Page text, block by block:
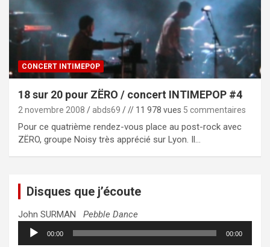
CONCERT INTIMEPOP
18 sur 20 pour ZËRO / concert INTIMEPOP #4
2 novembre 2008 abds69 // 11 978 vues 5 commentaires
Pour ce quatrième rendez-vous place au post-rock avec
ZËRO, groupe Noisy très apprécié sur Lyon. Il…
Disques que j’écoute
John SURMAN Pebble Dance
Lecteur
audio
00:00 00:00